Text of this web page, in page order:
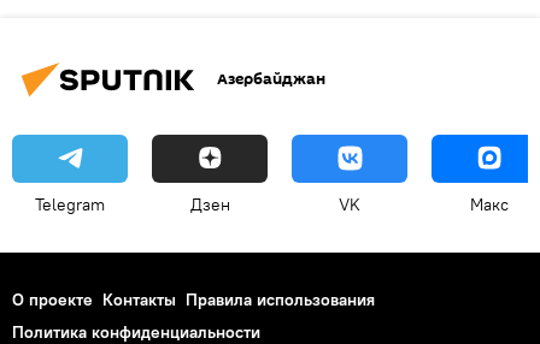
Азербайджан
Telegram Дзен VK Макс
О проекте Контакты Правила использования
Политика конфиденциальности